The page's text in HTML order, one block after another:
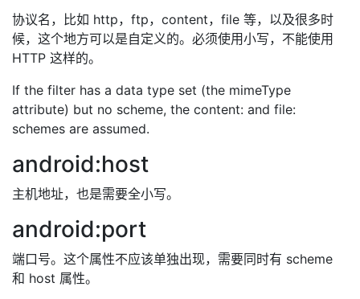
协议名，比如 http，ftp，content，file 等，以及很多时
候，这个地方可以是自定义的。必须使用小写，不能使用
HTTP 这样的。
If the filter has a data type set (the mimeType
attribute) but no scheme, the content: and file:
schemes are assumed.
android:host
主机地址，也是需要全小写。
android:port
端口号。这个属性不应该单独出现，需要同时有 scheme
和 host 属性。